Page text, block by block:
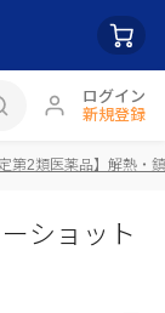
ログイン
新規登録
定第2類医薬品】解熱・
ショット